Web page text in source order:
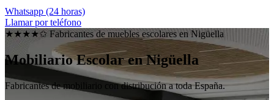
Whatsapp (24 horas)
Llamar por teléfono
★★★★✩ Fabricantes de muebles escolares en Nigüella
Mobiliario Escolar enNigüella
Fabricantes de mobiliario con distribución a toda España.